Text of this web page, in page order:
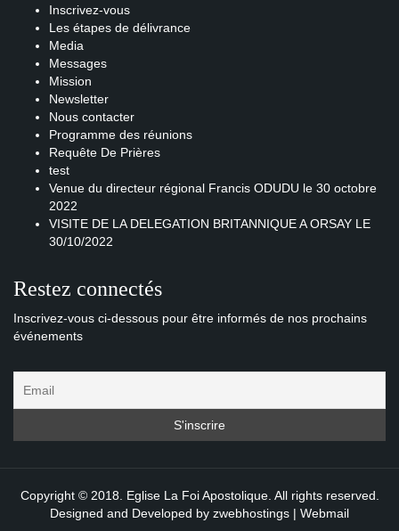
Inscrivez-vous
Les étapes de délivrance
Media
Messages
Mission
Newsletter
Nous contacter
Programme des réunions
Requête De Prières
test
Venue du directeur régional Francis ODUDU le 30 octobre
2022
VISITE DE LA DELEGATION BRITANNIQUE A ORSAY LE
30/10/2022
Restez connectés
Inscrivez-vous ci-dessous pour être informés de nos prochains
événements
Copyright © 2018. Eglise La Foi Apostolique. All rights reserved.
Designed and Developed by zwebhostings | Webmail